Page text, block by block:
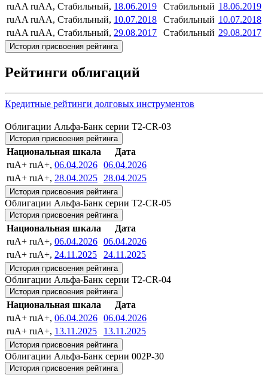
ruAA ruAA, Стабильный, 18.06.2019 Стабильный 18.06.2019
ruAA ruAA, Стабильный, 10.07.2018 Стабильный 10.07.2018
ruAA ruAA, Стабильный, 29.08.2017 Стабильный 29.08.2017
История присвоения рейтинга
Рейтинги облигаций
Кредитные рейтинги долговых инструментов
Облигации Альфа-Банк серии Т2-CR-03
История присвоения рейтинга
Национальная шкала
Дата
ruA+ ruA+, 06.04.2026 06.04.2026
ruA+ ruA+, 28.04.2025 28.04.2025
История присвоения рейтинга
Облигации Альфа-Банк серии T2-CR-05
История присвоения рейтинга
Национальная шкала
Дата
ruA+ ruA+, 06.04.2026 06.04.2026
ruA+ ruA+, 24.11.2025 24.11.2025
История присвоения рейтинга
Облигации Альфа-Банк серии T2-CR-04
История присвоения рейтинга
Национальная шкала
Дата
ruA+ ruA+, 06.04.2026 06.04.2026
ruA+ ruA+, 13.11.2025 13.11.2025
История присвоения рейтинга
Облигации Альфа-Банк серии 002Р-30
История присвоения рейтинга